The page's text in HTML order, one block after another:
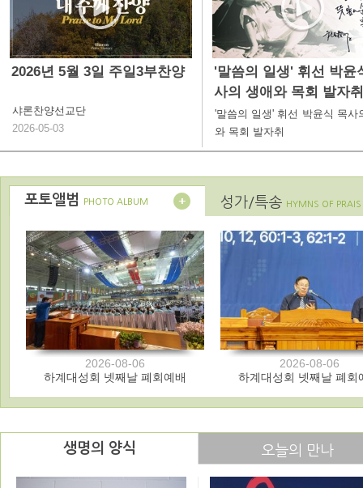
2026년 5월 3일 주일3부찬양
샤론찬양선교단
2026-05-03
'말씀의 일생' 휘선 박윤
사의 생애와 목회 발자취
'말씀의 일생' 휘선 박윤식 목사
와 목회 발자취
포토앨범 PHOTO ALBUM 성가/특송 HYMNS OF PRAIS
2026-08-06
하계대성회 넷째날 폐회예배
2026-08-06
하계대성회 넷째날 폐회
생명의 양식 오늘의 만나